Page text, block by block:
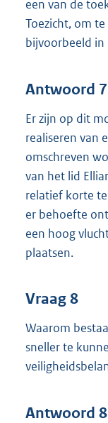
een van de
Toezicht, om
bijvoorbeeld in
Antwoord 7
Er zijn op dit
realiseren van
omschreven
van het lid
relatief korte
er behoefte
een hoog
plaatsen.
Vraag 8
Waarom
sneller te
Antwoord 8